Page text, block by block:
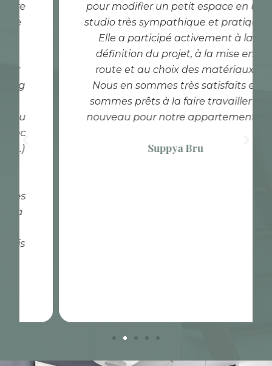
pour modifier un petit espace en un
studio très sympathique et pratique.
Elle a participé activement à la
définition du projet, à la mise en
route et au choix des matériaux.
Nous en sommes très satisfaits et
sommes prêts à la faire travailler à
nouveau pour notre appartement. »
Suppya Bru
P
r
é
d
e
t